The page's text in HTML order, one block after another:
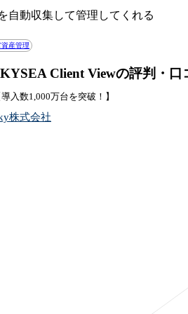
自動収集して管理してくれる
資産管理
Client Viewの評判・口
導入数1,000万台を突破！】
株式会社